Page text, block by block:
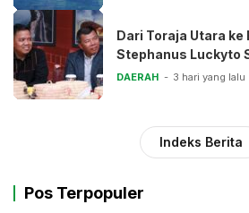
Dari Toraja Utara ke
Stephanus Luckyto
DAERAH 3 hari yang lalu
Indeks Berita
Pos Terpopuler